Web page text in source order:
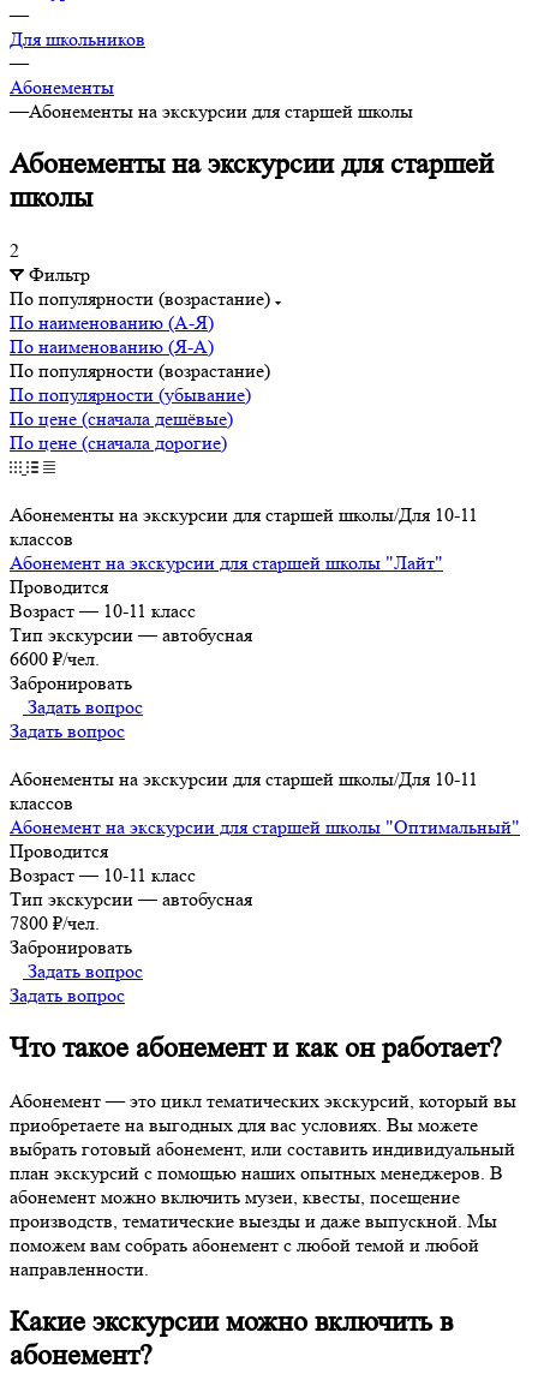
—
Для школьников
—
Абонементы
—Абонементы на экскурсии для старшей школы
Абонементы на экскурсии для старшей
школы
2
Фильтр
По популярности (возрастание)
По наименованию (А-Я)
По наименованию (Я-А)
По популярности (возрастание)
По популярности (убывание)
По цене (сначала дешёвые)
По цене (сначала дорогие)
Абонементы на экскурсии для старшей школы/Для 10-11
классов
Абонемент на экскурсии для старшей школы "Лайт"
Проводится
Возраст— 10-11 класс
Тип экскурсии— автобусная
6600 ₽/чел.
Забронировать
Задать вопрос
Задать вопрос
Абонементы на экскурсии для старшей школы/Для 10-11
классов
Абонемент на экскурсии для старшей школы "Оптимальный"
Проводится
Возраст— 10-11 класс
Тип экскурсии— автобусная
7800 ₽/чел.
Забронировать
Задать вопрос
Задать вопрос
Что такое абонемент и как он работает?
Абонемент — это цикл тематических экскурсий, который вы
приобретаете на выгодных для вас условиях. Вы можете
выбрать готовый абонемент, или составить индивидуальный
план экскурсий с помощью наших опытных менеджеров. В
абонемент можно включить музеи, квесты, посещение
производств, тематические выезды и даже выпускной. Мы
поможем вам собрать абонемент с любой темой и любой
направленности.
Какие экскурсии можно включить в
абонемент?